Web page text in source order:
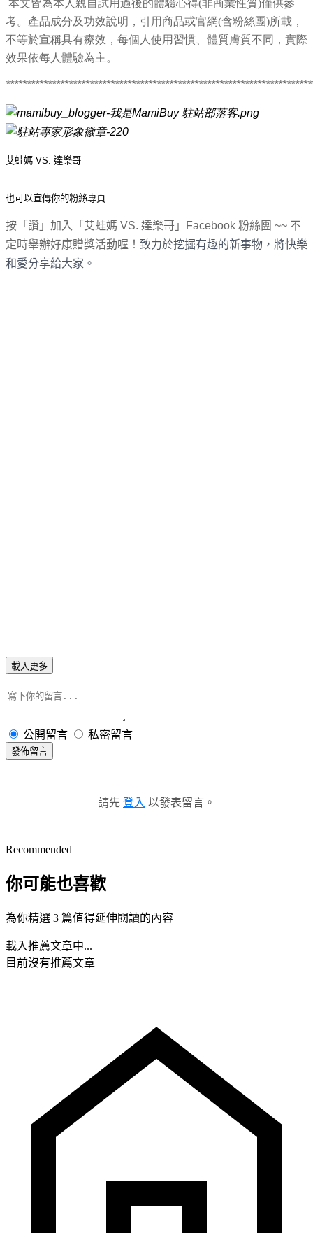
本文皆為本人親自試用過後的體驗心得(非商業性質)僅供參
考。產品成分及功效說明，引用商品或官網(含粉絲團)所載，
不等於宣稱具有療效，每個人使用習慣、體質膚質不同，實際
效果依每人體驗為主。
艾蛙媽 VS. 達樂哥
也可以宣傳你的粉絲專頁
按「讚」加入「艾蛙媽 VS. 達樂哥」 Facebook 粉絲團 ~~ 不
定時舉辦好康贈獎活動喔！ 致力於挖掘有趣的新事物， 將快樂
和愛分享給大家。
載入更多
公開留言 私密留言
發佈留言
請先 登入 以發表留言。
Recommended
你可能也喜歡
為你精選 3 篇值得延伸閱讀的內容
載入推薦文章中...
目前沒有推薦文章